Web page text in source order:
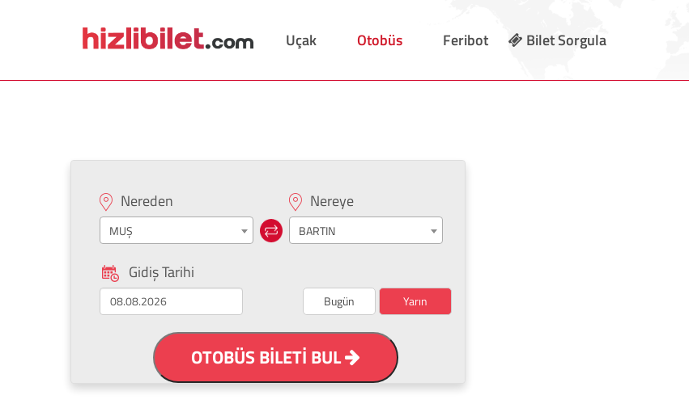
Uçak Otobüs Feribot Bilet Sorgula
Nereden
MUŞ
Nereye
BARTIN
Gidiş Tarihi
Bugün Yarın
OTOBÜS BİLETİ BUL